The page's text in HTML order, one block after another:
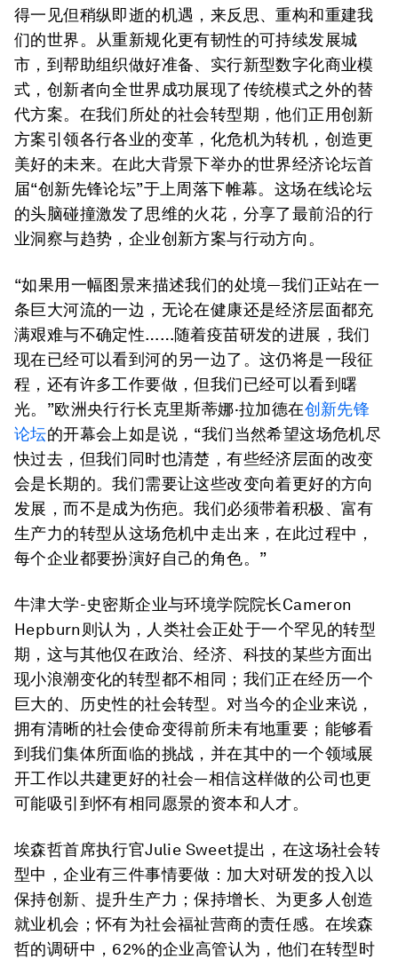
得一见但稍纵即逝的机遇，来反思、重构和重建我
们的世界。从重新规化更有韧性的可持续发展城
市，到帮助组织做好准备、实行新型数字化商业模
式，创新者向全世界成功展现了传统模式之外的替
代方案。在我们所处的社会转型期，他们正用创新
方案引领各行各业的变革，化危机为转机，创造更
美好的未来。在此大背景下举办的世界经济论坛首
届“创新先锋论坛”于上周落下帷幕。这场在线论坛
的头脑碰撞激发了思维的火花，分享了最前沿的行
业洞察与趋势，企业创新方案与行动方向。
“如果用一幅图景来描述我们的处境—我们正站在一
条巨大河流的一边，无论在健康还是经济层面都充
满艰难与不确定性……随着疫苗研发的进展，我们
现在已经可以看到河的另一边了。这仍将是一段征
程，还有许多工作要做，但我们已经可以看到曙
光。”欧洲央行行长克里斯蒂娜·拉加德在创新先锋
论坛的开幕会上如是说，“我们当然希望这场危机尽
快过去，但我们同时也清楚，有些经济层面的改变
会是长期的。我们需要让这些改变向着更好的方向
发展，而不是成为伤疤。我们必须带着积极、富有
生产力的转型从这场危机中走出来，在此过程中，
每个企业都要扮演好自己的角色。”
牛津大学-史密斯企业与环境学院院长Cameron
Hepburn则认为，人类社会正处于一个罕见的转型
期，这与其他仅在政治、经济、科技的某些方面出
现小浪潮变化的转型都不相同；我们正在经历一个
巨大的、历史性的社会转型。对当今的企业来说，
拥有清晰的社会使命变得前所未有地重要；能够看
到我们集体所面临的挑战，并在其中的一个领域展
开工作以共建更好的社会—相信这样做的公司也更
可能吸引到怀有相同愿景的资本和人才。
埃森哲首席执行官Julie Sweet提出，在这场社会转
型中，企业有三件事情要做：加大对研发的投入以
保持创新、提升生产力；保持增长、为更多人创造
就业机会；怀有为社会福祉营商的责任感。在埃森
哲的调研中，62%的企业高管认为，他们在转型时